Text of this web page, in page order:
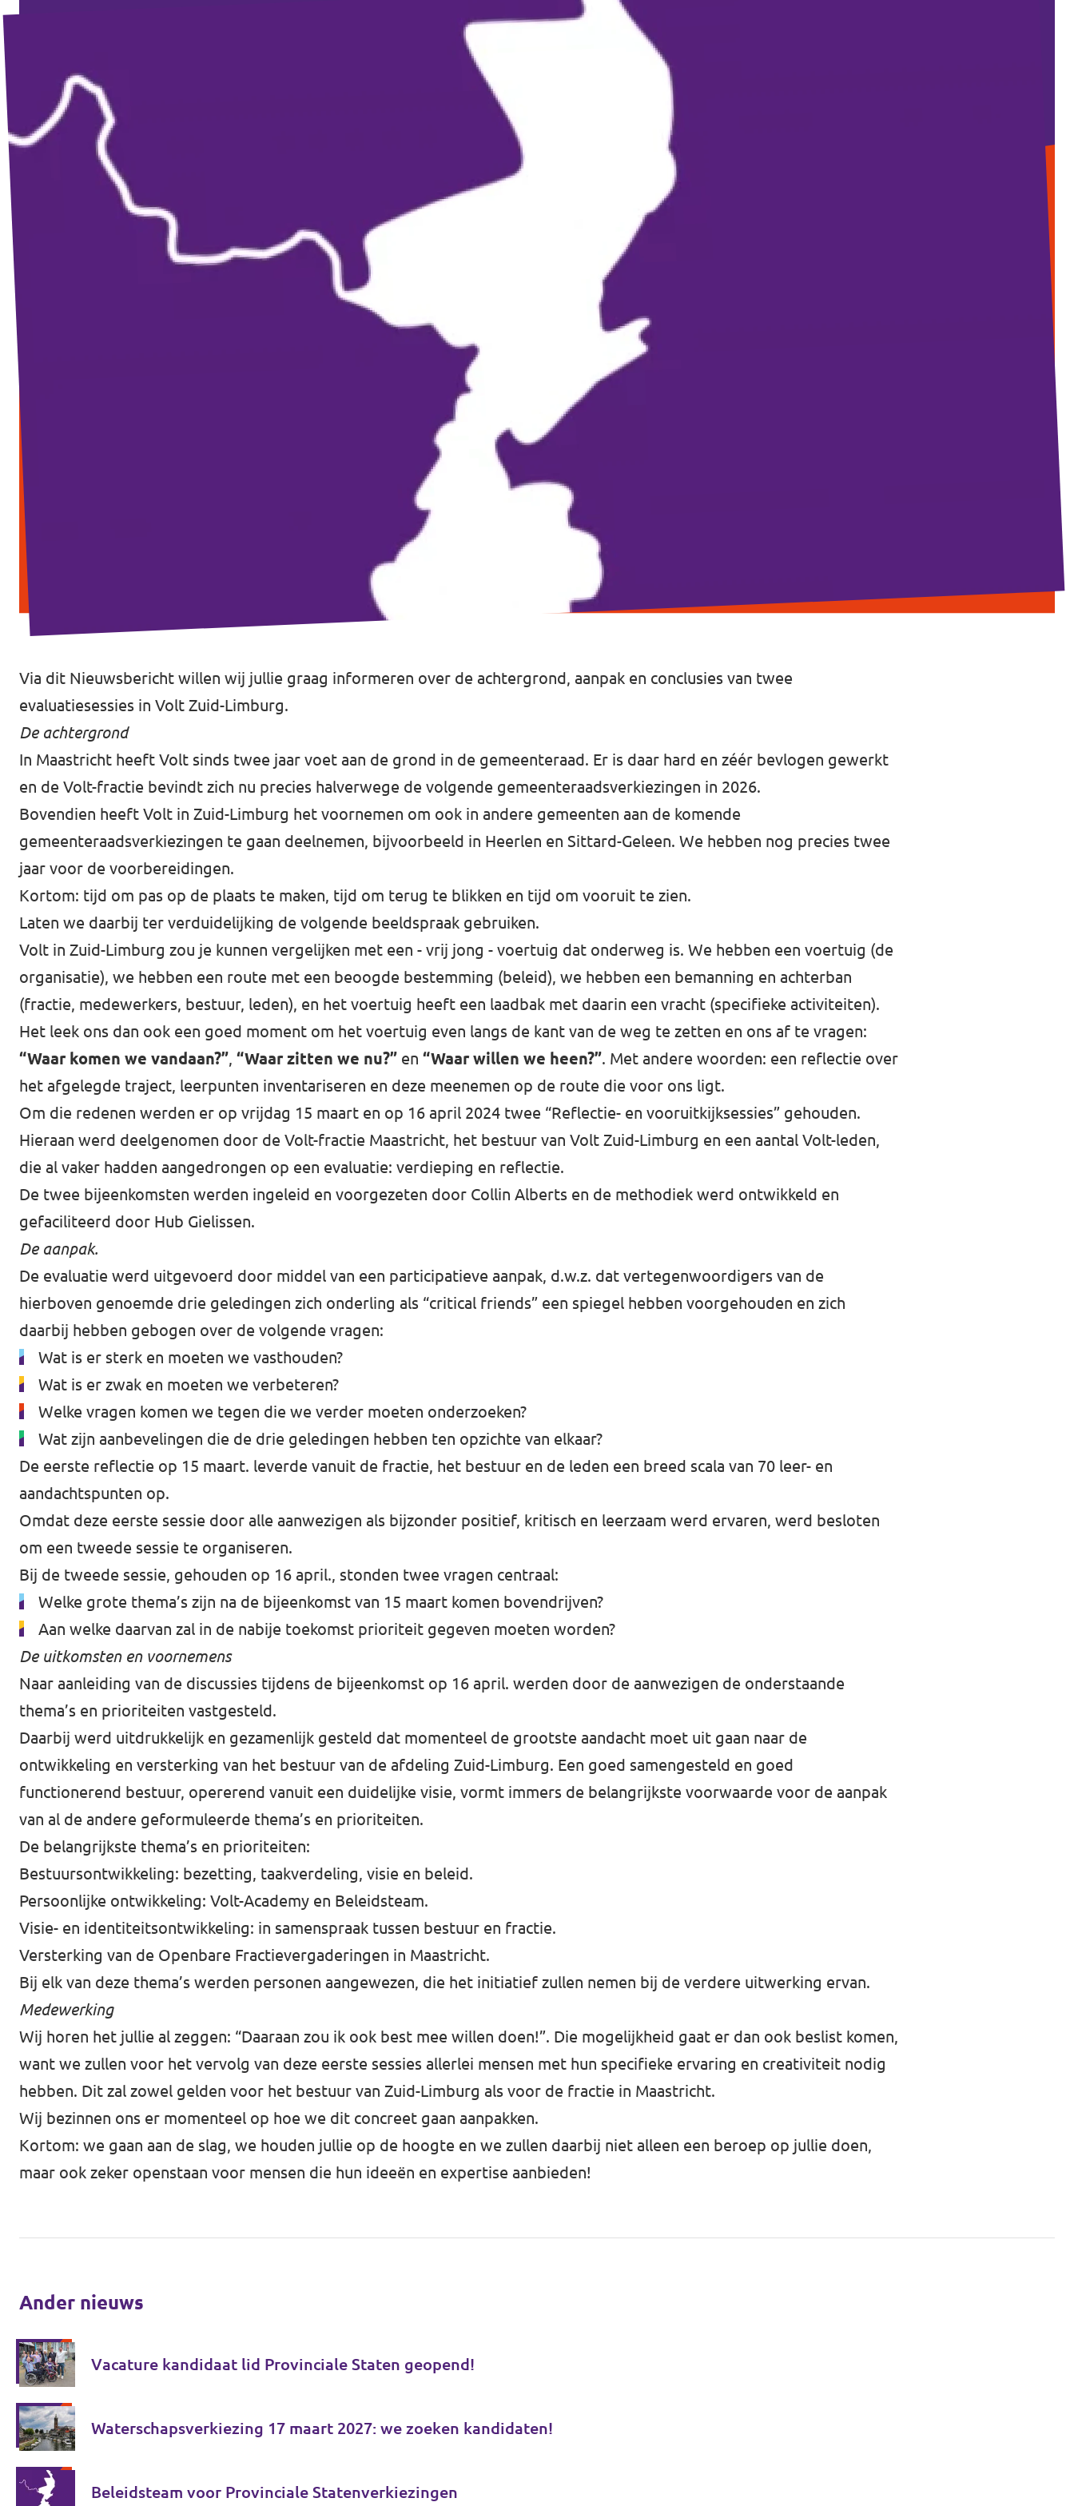
Vacatures
Volt Maastricht
Via dit Nieuwsbericht willen wij jullie graag informeren over de achtergrond, aanpak en conclusies van twee
evaluatiesessies in Volt Zuid-Limburg.
De achtergrond
In Maastricht heeft Volt sinds twee jaar voet aan de grond in de gemeenteraad. Er is daar hard en zéér bevlogen gewerkt
en de Volt-fractie bevindt zich nu precies halverwege de volgende gemeenteraadsverkiezingen in 2026.
Bovendien heeft Volt in Zuid-Limburg het voornemen om ook in andere gemeenten aan de komende
gemeenteraadsverkiezingen te gaan deelnemen, bijvoorbeeld in Heerlen en Sittard-Geleen. We hebben nog precies twee
jaar voor de voorbereidingen.
Kortom: tijd om pas op de plaats te maken, tijd om terug te blikken en tijd om vooruit te zien.
Laten we daarbij ter verduidelijking de volgende beeldspraak gebruiken.
Volt in Zuid-Limburg zou je kunnen vergelijken met een - vrij jong - voertuig dat onderweg is. We hebben een voertuig (de
organisatie), we hebben een route met een beoogde bestemming (beleid), we hebben een bemanning en achterban
(fractie, medewerkers, bestuur, leden), en het voertuig heeft een laadbak met daarin een vracht (specifieke activiteiten).
Het leek ons dan ook een goed moment om het voertuig even langs de kant van de weg te zetten en ons af te vragen:
“Waar komen we vandaan?” “Waar zitten we nu?” en “Waar willen we heen?”. Met andere woorden: een reflectie over
het afgelegde traject, leerpunten inventariseren en deze meenemen op de route die voor ons ligt.
Om die redenen werden er op vrijdag 15 maart en op 16 april 2024 twee “Reflectie- en vooruitkijksessies” gehouden.
Hieraan werd deelgenomen door de Volt-fractie Maastricht, het bestuur van Volt Zuid-Limburg en een aantal Volt-leden,
die al vaker hadden aangedrongen op een evaluatie: verdieping en reflectie.
De twee bijeenkomsten werden ingeleid en voorgezeten door Collin Alberts en de methodiek werd ontwikkeld en
gefaciliteerd door Hub Gielissen.
De aanpak.
De evaluatie werd uitgevoerd door middel van een participatieve aanpak, d.w.z. dat vertegenwoordigers van de
hierboven genoemde drie geledingen zich onderling als “critical friends” een spiegel hebben voorgehouden en zich
daarbij hebben gebogen over de volgende vragen:
Wat is er sterk en moeten we vasthouden?
Wat is er zwak en moeten we verbeteren?
Welke vragen komen we tegen die we verder moeten onderzoeken?
Wat zijn aanbevelingen die de drie geledingen hebben ten opzichte van elkaar?
De eerste reflectie op 15 maart. leverde vanuit de fractie, het bestuur en de leden een breed scala van 70 leer- en
aandachtspunten op.
Omdat deze eerste sessie door alle aanwezigen als bijzonder positief, kritisch en leerzaam werd ervaren, werd besloten
om een tweede sessie te organiseren.
Bij de tweede sessie, gehouden op 16 april., stonden twee vragen centraal:
Welke grote thema’s zijn na de bijeenkomst van 15 maart komen bovendrijven?
Aan welke daarvan zal in de nabije toekomst prioriteit gegeven moeten worden?
De uitkomsten en voornemens
Naar aanleiding van de discussies tijdens de bijeenkomst op 16 april. werden door de aanwezigen de onderstaande
thema’s en prioriteiten vastgesteld.
Daarbij werd uitdrukkelijk en gezamenlijk gesteld dat momenteel de grootste aandacht moet uit gaan naar de
ontwikkeling en versterking van het bestuur van de afdeling Zuid-Limburg. Een goed samengesteld en goed
functionerend bestuur, opererend vanuit een duidelijke visie, vormt immers de belangrijkste voorwaarde voor de aanpak
van al de andere geformuleerde thema’s en prioriteiten.
De belangrijkste thema’s en prioriteiten:
Bestuursontwikkeling: bezetting, taakverdeling, visie en beleid.
Persoonlijke ontwikkeling: Volt-Academy en Beleidsteam.
Visie- en identiteitsontwikkeling: in samenspraak tussen bestuur en fractie.
Versterking van de Openbare Fractievergaderingen in Maastricht.
Bij elk van deze thema’s werden personen aangewezen, die het initiatief zullen nemen bij de verdere uitwerking ervan.
Medewerking
Wij horen het jullie al zeggen: “Daaraan zou ik ook best mee willen doen!”. Die mogelijkheid gaat er dan ook beslist komen,
want we zullen voor het vervolg van deze eerste sessies allerlei mensen met hun specifieke ervaring en creativiteit nodig
hebben. Dit zal zowel gelden voor het bestuur van Zuid-Limburg als voor de fractie in Maastricht.
Wij bezinnen ons er momenteel op hoe we dit concreet gaan aanpakken.
Kortom: we gaan aan de slag, we houden jullie op de hoogte en we zullen daarbij niet alleen een beroep op jullie doen,
maar ook zeker openstaan voor mensen die hun ideeën en expertise aanbieden!
Ander nieuws
Vacature kandidaat lid Provinciale Staten geopend!
Waterschapsverkiezing 17 maart 2027: we zoeken kandidaten!
Beleidsteam voor Provinciale Statenverkiezingen